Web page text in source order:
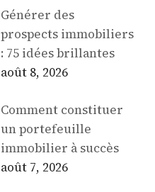
Générer des
prospects immobiliers
: 75 idées brillantes
août 8, 2026
Comment constituer
un portefeuille
immobilier à succès
août 7, 2026